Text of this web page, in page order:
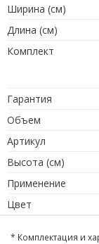
Ширина (см)
Длина (см)
Комплект
Гарантия
Объем
Артикул
Высота (см)
Применение
Цвет
* Комплектация и